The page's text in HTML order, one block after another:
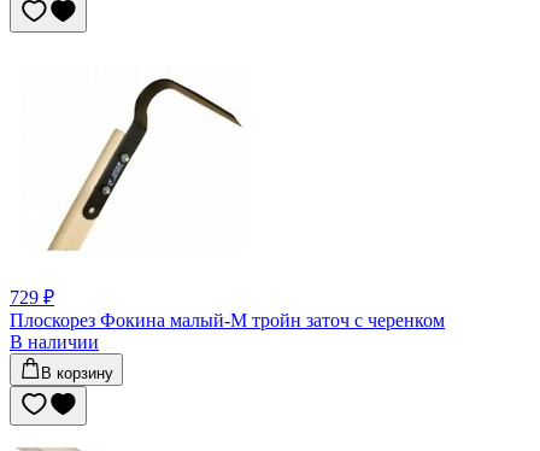
729 ₽
Плоскорез Фокина малый-М тройн заточ с черенком
В наличии
В корзину